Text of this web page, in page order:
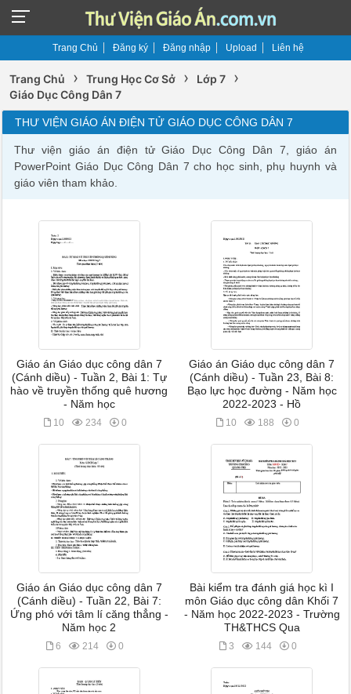
Trang Chủ Đăng ký Đăng nhập Upload Liên hệ
Trang Chủ › Trung Học Cơ Sở › Lớp 7 ›
Giáo Dục Công Dân 7
THƯ VIỆN GIÁO ÁN ĐIỆN TỬ GIÁO DỤC CÔNG DÂN 7
Thư viện giáo án điện tử Giáo Dục Công Dân 7, giáo án
PowerPoint Giáo Dục Công Dân 7 cho học sinh, phụ huynh và
giáo viên tham khảo.
Giáo án Giáo dục công dân 7
(Cánh diều) - Tuần 2, Bài 1: Tự
hào về truyền thống quê hương
- Năm học
10 234 0
Giáo án Giáo dục công dân 7
(Cánh diều) - Tuần 23, Bài 8:
Bạo lực học đường - Năm học
2022-2023 - Hồ
10 188 0
Giáo án Giáo dục công dân 7
(Cánh diều) - Tuần 22, Bài 7:
Ứng phó với tâm lí căng thẳng -
Năm học 2
6 214 0
Bài kiểm tra đánh giá học kì I
môn Giáo dục công dân Khối 7
- Năm học 2022-2023 - Trường
TH&THCS Qua
3 144 0